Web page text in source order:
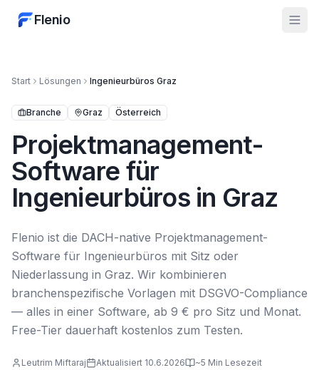
Flenio
Start Lösungen Ingenieurbüros Graz
Branche Graz Österreich
Projektmanagement-
Software für
Ingenieurbüros in Graz
Flenio ist die DACH-native Projektmanagement-
Software für Ingenieurbüros mit Sitz oder
Niederlassung in Graz. Wir kombinieren
branchenspezifische Vorlagen mit DSGVO-Compliance
— alles in einer Software, ab 9 € pro Sitz und Monat.
Free-Tier dauerhaft kostenlos zum Testen.
Leutrim Miftaraj Aktualisiert 10.6.2026 ~5 Min Lesezeit